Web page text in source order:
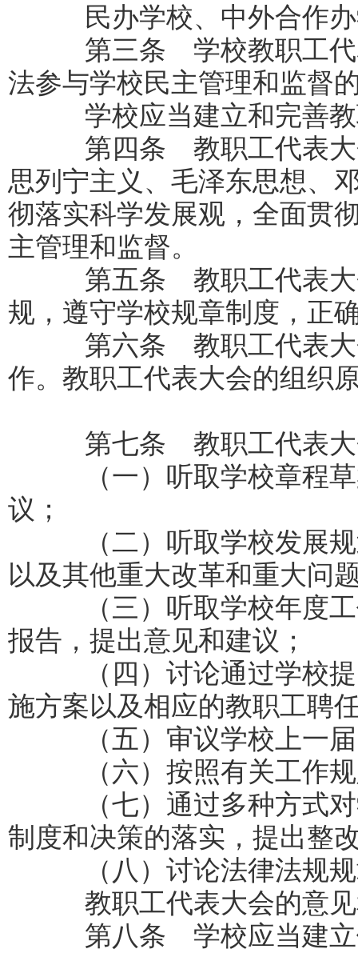
民办学校、中外合作办
第三条 学校教职工代表
法参与学校民主管理和监督
学校应当建立和完善教
第四条 教职工代表大会
思列宁主义、毛泽东思想、
彻落实科学发展观，全面贯
主管理和监督。
第五条 教职工代表大会
规，遵守学校规章制度，正
第六条 教职工代表大会
作。教职工代表大会的组织
第七条 教职工代表大
（一）听取学校章程草
议；
（二）听取学校发展规
以及其他重大改革和重大问
（三）听取学校年度工
报告，提出意见和建议；
（四）讨论通过学校提
施方案以及相应的教职工聘
（五）审议学校上一届
（六）按照有关工作规
（七）通过多种方式对
制度和决策的落实，提出整
（八）讨论法律法规规
教职工代表大会的意见
第八条 学校应当建立健